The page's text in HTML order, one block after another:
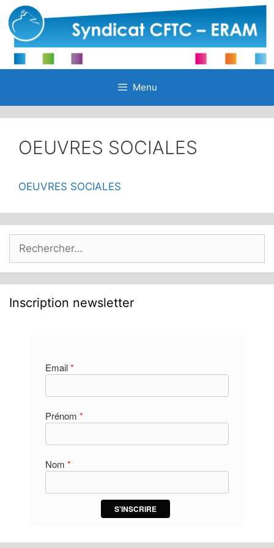
Aller
au
contenu
Menu
OEUVRES SOCIALES
OEUVRES SOCIALES
Rechercher :
Inscription newsletter
Email*
Prénom *
Nom *
S'INSCRIRE